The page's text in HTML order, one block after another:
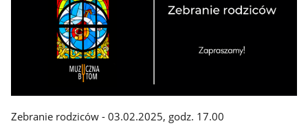
Zebranie rodziców - 03.02.2025, godz. 17.00